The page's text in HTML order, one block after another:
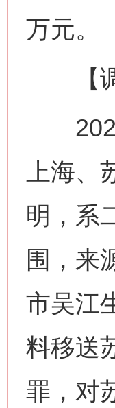
万元。
【调
2023
上海
明，系
围，来
市吴江
料移送
罪，对